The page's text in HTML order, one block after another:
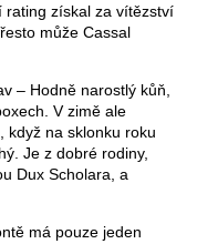
rating získal za vítězství
může Cassal
– Hodně narostlý kůň,
V zimě ale
když na sklonku roku
Je z dobré rodiny,
Dux Scholara, a
má pouze jeden